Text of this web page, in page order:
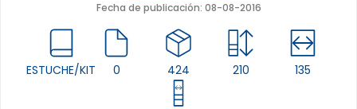
Fecha de publicación: 08-08-2016
ESTUCHE/KIT 0 424 210 135